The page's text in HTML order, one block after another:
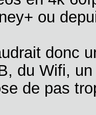
ou
donc
du Wifi,
de pas